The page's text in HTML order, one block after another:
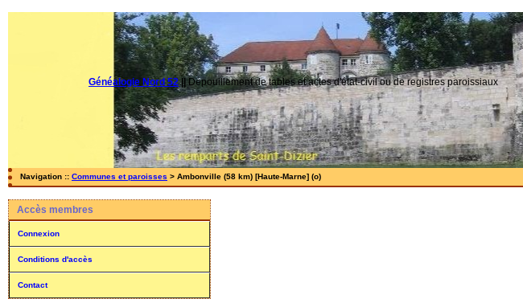
Généalogie Nord 52|| Dépouillement de tables et actes d'état-civil ou de registres paroissiaux
Navigation :: Communes et paroisses > Ambonville (58 km) [Haute-Marne] (o)
Accès membres
Connexion
Conditions d'accès
Contact